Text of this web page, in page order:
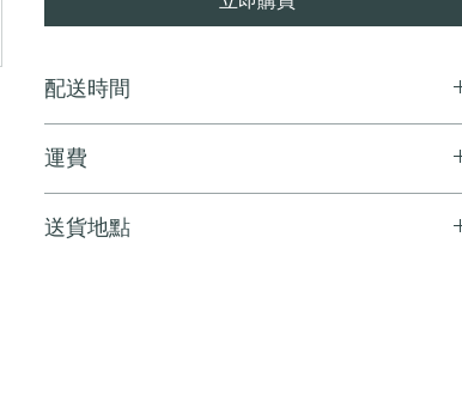
配送時間
運費
其他地區，請電郵至 cs@andersonandstonewine.com 聯絡客
送貨地點